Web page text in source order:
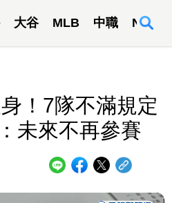
大谷 MLB 中職 NBA
！7隊不滿規定
未來不再參賽